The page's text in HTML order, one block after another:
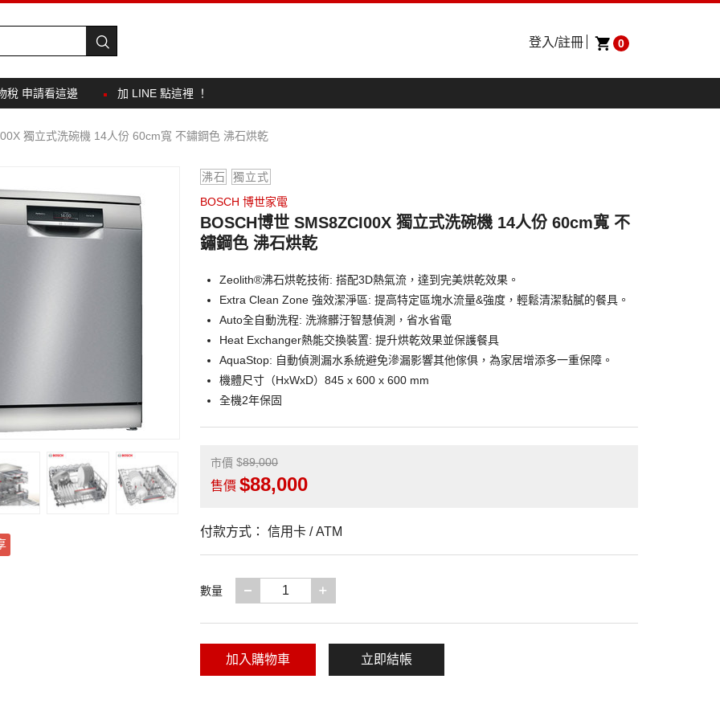
0
登入/註冊
稅 申請看這邊 加 LINE 點這裡 ！
獨立式洗碗機 14人份 60cm寬 不鏽鋼色 沸石烘乾
沸石
獨立式
BOSCH 博世家電
BOSCH博世 SMS8ZCI00X 獨立式洗碗機 14人份 60cm寬 不
鏽鋼色 沸石烘乾
Zeolith®沸石烘乾技術: 搭配3D熱氣流，達到完美烘乾效果。
Extra Clean Zone 強效潔淨區: 提高特定區塊水流量&強度，輕鬆清潔黏膩的餐具。
Auto全自動洗程: 洗滌髒汙智慧偵測，省水省電
Heat Exchanger熱能交換裝置: 提升烘乾效果並保護餐具
AquaStop: 自動偵測漏水系統避免滲漏影響其他傢俱，為家居增添多一重保障。
機體尺寸（HxWxD）845 x 600 x 600 mm
全機2年保固
市價 89,000
售價 88,000
付款方式： 信用卡 / ATM
數量 減少一項
加入購物車 立即結帳